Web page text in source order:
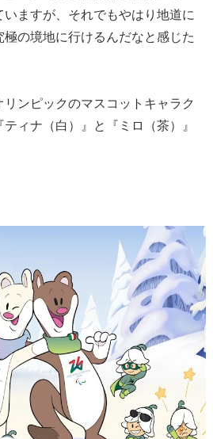
ますが、それでもやはり地道に
の境地に行けるんだなと感じた
ンピックのマスコットキャラク
ィナ（白）』と『ミロ（茶）』